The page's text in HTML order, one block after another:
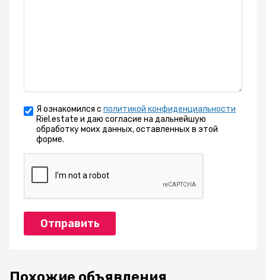
Я ознакомился с политикой конфиденциальности
Riel.estate и даю согласие на дальнейшую
обработку моих данных, оставленных в этой
форме.
Отправить